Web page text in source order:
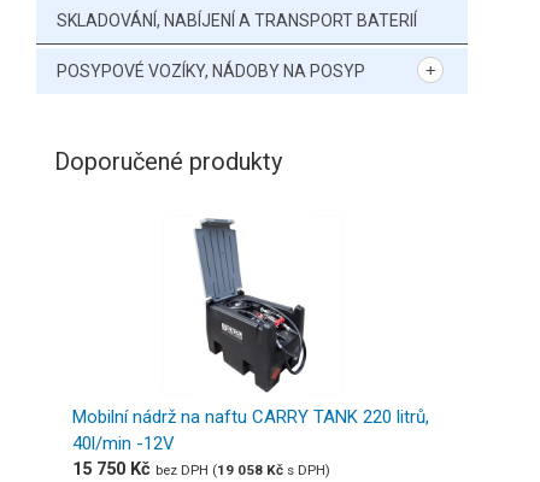
SKLADOVÁNÍ, NABÍJENÍ A TRANSPORT BATERIÍ
POSYPOVÉ VOZÍKY, NÁDOBY NA POSYP
Doporučené produkty
Mobilní nádrž na naftu CARRY TANK 220 litrů,
40l/min -12V
15 750 Kč bez DPH (19 058 Kč s DPH)